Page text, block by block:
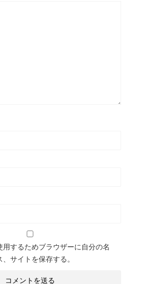
用するためブラウザーに自分の名
サイトを保存する。